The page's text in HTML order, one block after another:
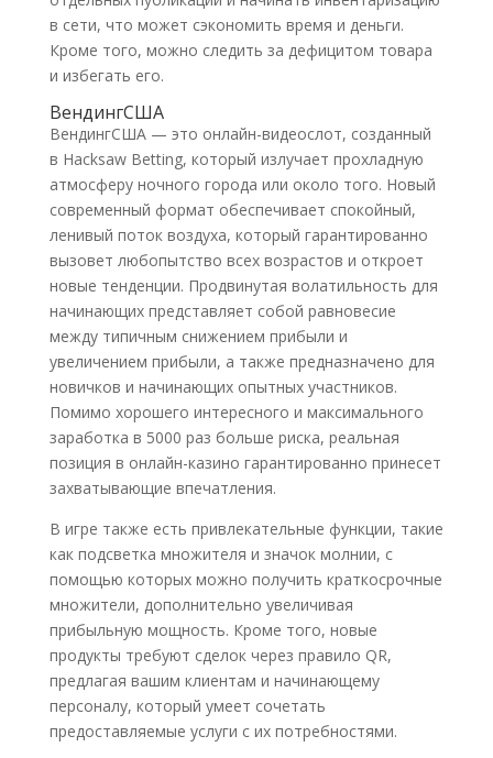
в сети, что может сэкономить время и деньги.
Кроме того, можно следить за дефицитом товара
и избегать его.
ВендингСША
ВендингСША — это онлайн-видеослот, созданный
в Hacksaw Betting, который излучает прохладную
атмосферу ночного города или около того. Новый
современный формат обеспечивает спокойный,
ленивый поток воздуха, который гарантированно
вызовет любопытство всех возрастов и откроет
новые тенденции. Продвинутая волатильность для
начинающих представляет собой равновесие
между типичным снижением прибыли и
увеличением прибыли, а также предназначено для
новичков и начинающих опытных участников.
Помимо хорошего интересного и максимального
заработка в 5000 раз больше риска, реальная
позиция в онлайн-казино гарантированно принесет
захватывающие впечатления.
В игре также есть привлекательные функции, такие
как подсветка множителя и значок молнии, с
помощью которых можно получить краткосрочные
множители, дополнительно увеличивая
прибыльную мощность. Кроме того, новые
продукты требуют сделок через правило QR,
предлагая вашим клиентам и начинающему
персоналу, который умеет сочетать
предоставляемые услуги с их потребностями.